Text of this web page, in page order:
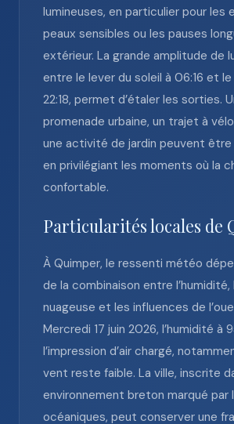
lumineuses, en particulier pour les
peaux sensibles ou les pauses
extérieur. La grande amplitude de
entre le lever du soleil à 06:16 et
22:18, permet d’étaler les sorties.
promenade urbaine, un trajet à
une activité de jardin peuvent être
en privilégiant les moments où la
confortable.
Particularités locales de
À Quimper, le ressenti météo
de la combinaison entre
nuageuse et les influences de
Mercredi 17 juin 2026, l’humidité à
l’impression d’air chargé,
vent reste faible. La ville, inscrite
environnement breton marqué par
océaniques, peut conserver une